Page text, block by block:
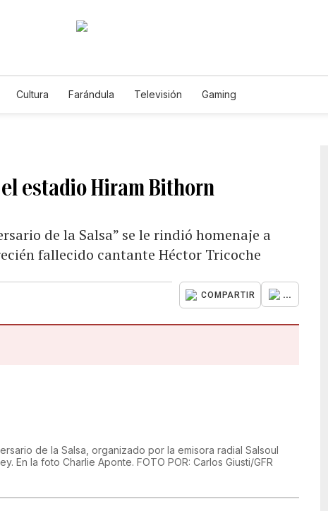
Cultura Farándula Televisión Gaming
estadio Hiram Bithorn
de la Salsa” se le rindió homenaje a
fallecido cantante Héctor Tricoche
COMPARTIR ...
de la Salsa, organizado por la emisora radial Salsoul
En la foto Charlie Aponte. FOTO POR: Carlos Giusti/GFR